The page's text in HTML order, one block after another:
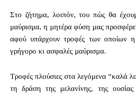
Στο ζήτημα, λοιπόν, του πώς θα
μαύρισμα, η μητέρα φύση μας
αφού υπάρχουν τροφές των οποίων
γρήγορο κι ασφαλές μαύρισμα.
Τροφές πλούσιες στα λεγόμενα “καλά
τη δράση της μελανίνης, της